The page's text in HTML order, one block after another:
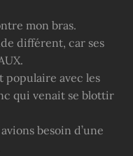
mon bras.
différent, car ses
populaire avec les
qui venait se blottir
besoin d’une